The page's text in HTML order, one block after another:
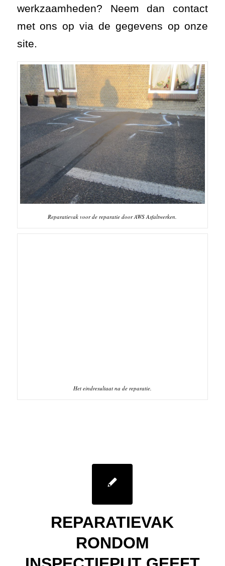
werkzaamheden? Neem dan contact
met ons op via de gegevens op onze
site.
Reparatievak voor de reparatie door AWS Asfaltwerken.
Het eindresultaat na de reparatie.
REPARATIEVAK
RONDOM